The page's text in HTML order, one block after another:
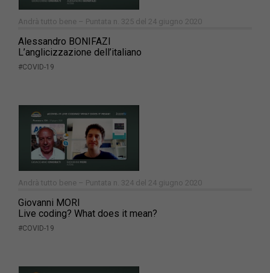
Andrà tutto bene – Puntata n. 325 del 24 giugno 2020
Alessandro BONIFAZI
L’anglicizzazione dell’italiano
#COVID-19
Andrà tutto bene – Puntata n. 324 del 24 giugno 2020
Giovanni MORI
Live coding? What does it mean?
#COVID-19